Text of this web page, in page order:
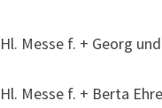
Hl. Messe f. + Georg
Hl. Messe f. + Berta